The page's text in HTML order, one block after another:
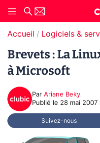
Accueil Logiciels &
Brevets : La
à Microsoft
Par Ariane Beky
Publié le 28 mai 2007
Suivez-nous